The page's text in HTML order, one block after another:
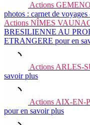
Actions
photos : carnet de
Actions NÎMES
BRESILIENNE AU
ETRANGERE pour en
Actions ARLES-
savoir plus
Actions AIX-EN-
pour en savoir plus